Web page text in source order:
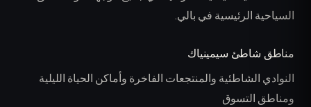
السياحية الرئيسية في بالي.
مناطق شاطئ سيمينياك
النوادي الشاطئية والمنتجعات الفاخرة وأماكن الحياة الليلية
ومناطق التسوق